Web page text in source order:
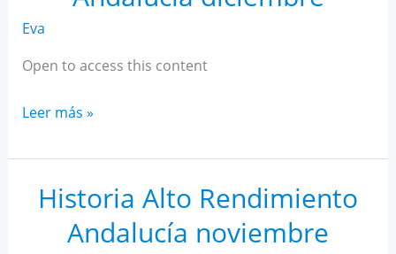
Eva
Open to access this content
Historia
Rendimiento
Andalucía
diciembre
Leer más »
Historia Alto Rendimiento
Andalucía noviembre